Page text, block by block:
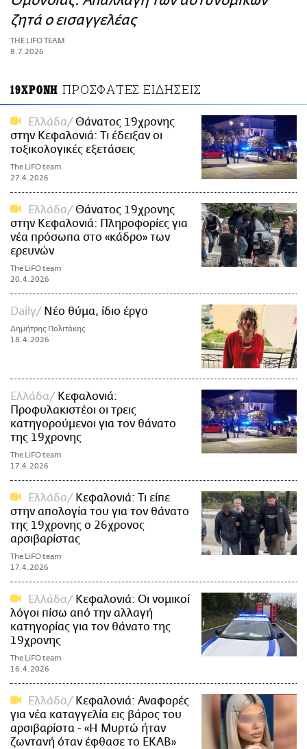
ΑΜΠΑ
PRINT
ζητά ο εισαγγελέας
THE LIFO TEAM
8.7.2026
19ΧΡΟΝΗ ΠΡΟΣΦΑΤΕΣ ΕΙΔΗΣΕΙΣ
Ελλάδα
Θάνατος 19χρονης
στην Κεφαλονιά: Τι έδειξαν οι
τοξικολογικές εξετάσεις
The LiFO team
27.4.2026
Ελλάδα
Θάνατος 19χρονης
στην Κεφαλονιά: Πληροφορίες για
νέα πρόσωπα στο «κάδρο» των
ερευνών
The LiFO team
20.4.2026
Daily Νέο θύμα, ίδιο έργο
Δημήτρης Πολιτάκης
18.4.2026
Ελλάδα
Κεφαλονιά:
Προφυλακιστέοι οι τρεις
κατηγορούμενοι για τον θάνατο
της 19χρονης
The LiFO team
17.4.2026
Ελλάδα
Κεφαλονιά: Τι είπε
στην απολογία του για τον θάνατο
της 19χρονης ο 26χρονος
αρσιβαρίστας
The LiFO team
17.4.2026
Ελλάδα
Κεφαλονιά: Οι νομικοί
λόγοι πίσω από την αλλαγή
κατηγορίας για τον θάνατο της
19χρονης
The LiFO team
16.4.2026
Ελλάδα
Κεφαλονιά: Αναφορές
για νέα καταγγελία εις βάρος του
αρσιβαρίστα - «Η Μυρτώ ήταν
ζωντανή όταν έφθασε το ΕΚΑΒ»